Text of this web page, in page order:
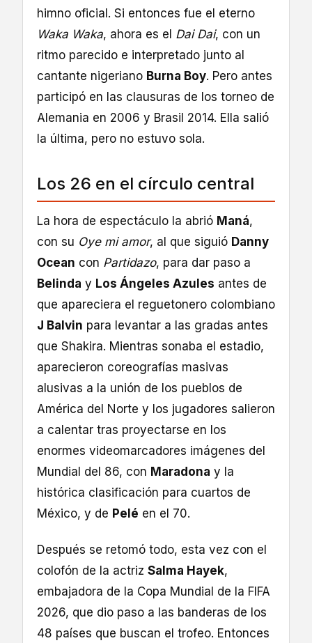
himno oficial. Si entonces fue el eterno
Waka Waka, ahora es el Dai Dai, con un
ritmo parecido e interpretado junto al
cantante nigeriano Burna Boy. Pero antes
participó en las clausuras de los torneo de
Alemania en 2006 y Brasil 2014. Ella salió
la última, pero no estuvo sola.
Los 26 en el círculo central
La hora de espectáculo la abrió Maná,
con su Oye mi amor, al que siguió Danny
Ocean con Partidazo, para dar paso a
Belinda y Los Ángeles Azules antes de
que apareciera el reguetonero colombiano
J Balvin para levantar a las gradas antes
que Shakira. Mientras sonaba el estadio,
aparecieron coreografías masivas
alusivas a la unión de los pueblos de
América del Norte y los jugadores salieron
a calentar tras proyectarse en los
enormes videomarcadores imágenes del
Mundial del 86, con Maradona y la
histórica clasificación para cuartos de
México, y de Pelé en el 70.
Después se retomó todo, esta vez con el
colofón de la actriz Salma Hayek,
embajadora de la Copa Mundial de la FIFA
2026, que dio paso a las banderas de los
48 países que buscan el trofeo. Entonces